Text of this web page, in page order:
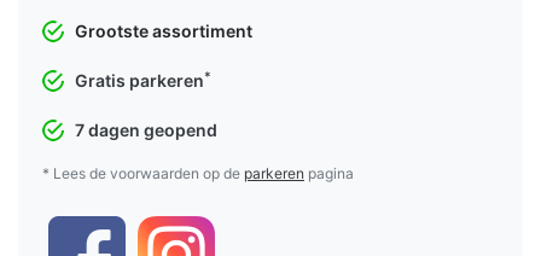
Grootste assortiment
Gratis parkeren*
7 dagen geopend
* Lees de voorwaarden op de parkeren pagina